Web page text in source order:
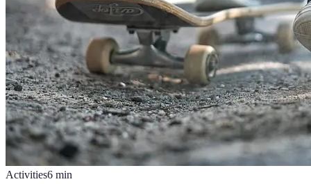
Activities6 min